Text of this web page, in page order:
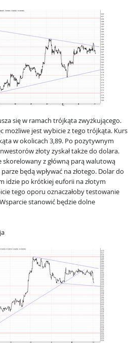
się w ramach trójkąta zwyżkującego.
możliwe jest wybicie z tego trójkąta. Kurs
w okolicach 3,89. Po pozytywnym
złoty zyskał także do dolara.
skorelowany z główną parą walutową
będą wpływać na złotego. Dolar do
idzie po krótkiej euforii na złotym
tego oporu oznaczałoby testowanie
stanowić będzie dolne